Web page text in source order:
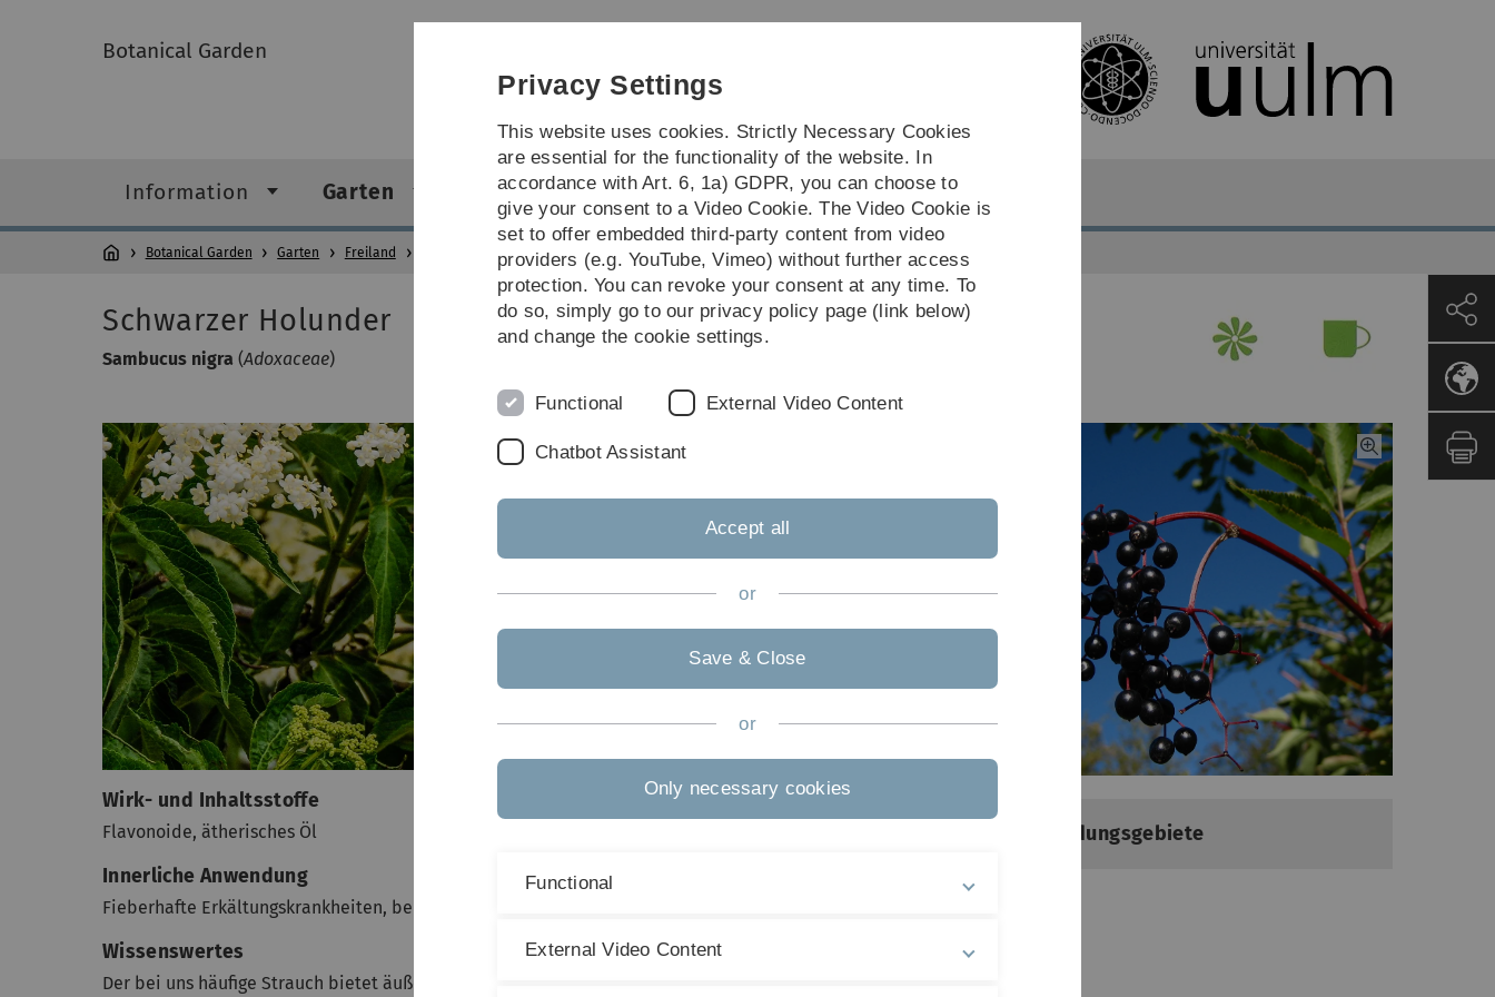
Skip
Skip
Skip
Skip
Botanical Garden
Information Garten Grünes Klassenzimmer Feldbotanik
Botanical Garden Garten Freiland Apothekergarten Sambucus nigra
Schwarzer Holunder
Sambucus nigra (Adoxaceae)
Wirk- und Inhaltsstoffe
Flavonoide, ätherisches Öl
Innerliche Anwendung
Fieberhafte Erkältungskrankheiten, bei denen eine Schwitzkur erwünscht ist
Wissenswertes
Der bei uns häufige Strauch bietet äußerst vielseitige Nutzungsmöglichkeiten. Neben der Verwendung
Anwendungsgebiete
Privacy Settings
This website uses cookies. Strictly Necessary Cookies
are essential for the functionality of the website. In
accordance with Art. 6, 1a) GDPR, you can choose to
give your consent to a Video Cookie. The Video Cookie is
set to offer embedded third-party content from video
providers (e.g. YouTube, Vimeo) without further access
protection. You can revoke your consent at any time. To
do so, simply go to our privacy policy page (link below)
and change the cookie settings.
Functional External Video Content
Chatbot Assistant
Accept all
or
Save & Close
or
Only necessary cookies
Functional
External Video Content